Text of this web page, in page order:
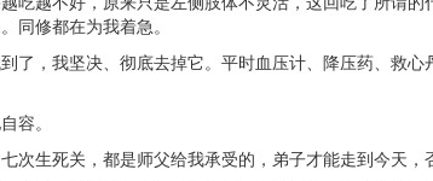
同修都在为我着急。
我坚决、彻底去掉它。平时血压计、降压药、救心
容。
生死关，都是师父给我承受的，弟子才能走到今天，